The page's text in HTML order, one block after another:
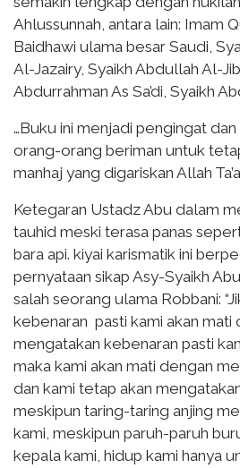
Ahlussunnah, antara lain: Imam
Baidhawi ulama besar Saudi,
Al-Jazairy, Syaikh Abdullah Al-
Abdurrahman As Sa’di, Syaikh
…Buku ini menjadi pengingat
orang-orang beriman untuk
manhaj yang digariskan Allah
Ketegaran Ustadz Abu dalam
tauhid meski terasa panas
bara api. kiyai karismatik ini
pernyataan sikap Asy-Syaikh
salah seorang ulama Robbani:
kebenaran pasti kami akan mati
mengatakan kebenaran pasti
maka kami akan mati dengan
dan kami tetap akan
meskipun taring-taring anjing
kami, meskipun paruh-paruh
kepala kami, hidup kami hanya